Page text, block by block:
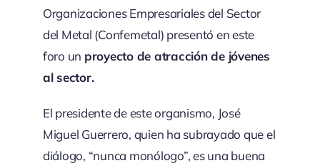
Organizaciones Empresariales del Sector
del Metal (Confemetal) presentó en este
foro un proyecto de atracción de jóvenes
al sector.
El presidente de este organismo, José
Miguel Guerrero, quien ha subrayado que el
diálogo, “nunca monólogo”, es una buena